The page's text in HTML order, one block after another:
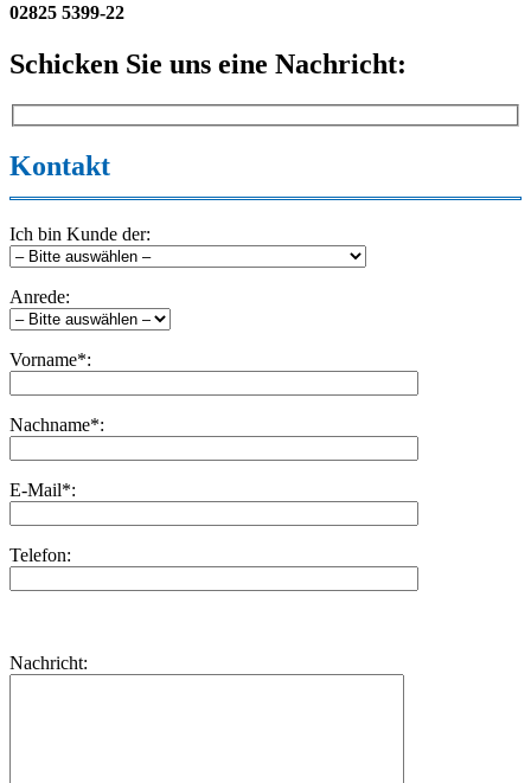
02825 5399-22
Schicken Sie uns eine Nachricht:
Kontakt
Ich bin Kunde der:
Anrede:
Vorname*:
Nachname*:
E-Mail*:
Telefon:
dieses
lasse
Nachricht: